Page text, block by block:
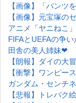
【画像】「パンツ
【画像】元宝塚の
アニメ「ヤニねこ
FIFAとUEFAの争
田舎の美人姉妹❤
【朗報】ダイの大
【衝撃】ワンピー
ガンダム・センチ
【悲報】トレパク